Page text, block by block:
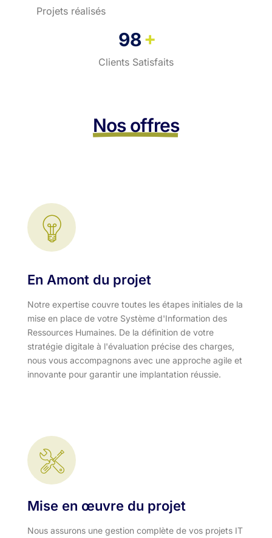
Projets réalisés
98+
Clients Satisfaits
Nos offres
En Amont du projet
Notre expertise couvre toutes les étapes initiales de la
mise en place de votre Système d'Information des
Ressources Humaines. De la définition de votre
stratégie digitale à l'évaluation précise des charges,
nous vous accompagnons avec une approche agile et
innovante pour garantir une implantation réussie.
Mise en œuvre du projet
Nous assurons une gestion complète de vos projets IT